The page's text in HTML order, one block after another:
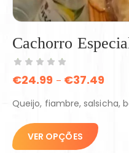
Cachorro
€24.99 – €37.49
Queijo, fiambre, salsicha,
VER OPÇÕES